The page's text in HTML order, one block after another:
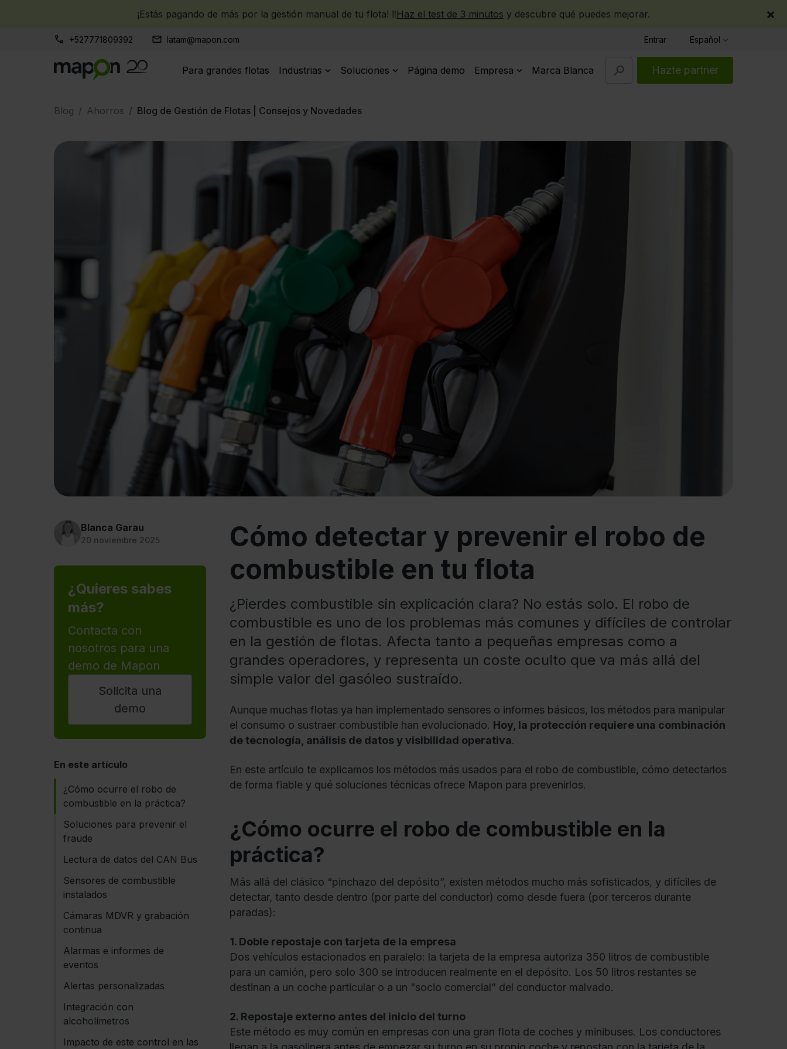
¡Estás pagando de más por la gestión manual de tu flota! ‼️Haz el test de 3 minutos y descubre qué puedes mejorar. ×
+527771809392 latam@mapon.com Entrar Español
Para grandes flotas Industrias Soluciones Página demo Empresa Marca Blanca Hazte partner
Blog Ahorros Blog de Gestión de Flotas | Consejos y Novedades
Blanca Garau
20 noviembre 2025
¿Quieres sabes
más?
Contacta con
nosotros para una
demo de Mapon
Solicita una
demo
En este artículo
¿Cómo ocurre el robo de
combustible en la práctica?
Soluciones para prevenir el
fraude
Lectura de datos del CAN Bus
Sensores de combustible
instalados
Cámaras MDVR y grabación
continua
Alarmas e informes de
eventos
Alertas personalizadas
Integración con
alcoholímetros
Impacto de este control en las
Cómo detectar y prevenir el robo de
combustible en tu flota
¿Pierdes combustible sin explicación clara? No estás solo. El robo de
combustible es uno de los problemas más comunes y difíciles de controlar
en la gestión de flotas. Afecta tanto a pequeñas empresas como a
grandes operadores, y representa un coste oculto que va más allá del
simple valor del gasóleo sustraído.
Aunque muchas flotas ya han implementado sensores o informes básicos, los métodos para manipular
el consumo o sustraer combustible han evolucionado. Hoy, la protección requiere una combinación
de tecnología, análisis de datos y visibilidad operativa.
En este artículo te explicamos los métodos más usados para el robo de combustible, cómo detectarlos
de forma fiable y qué soluciones técnicas ofrece Mapon para prevenirlos.
¿Cómo ocurre el robo de combustible en la
práctica?
Más allá del clásico “pinchazo del depósito”, existen métodos mucho más sofisticados, y difíciles de
detectar, tanto desde dentro (por parte del conductor) como desde fuera (por terceros durante
paradas):
1. Doble repostaje con tarjeta de la empresa
Dos vehículos estacionados en paralelo: la tarjeta de la empresa autoriza 350 litros de combustible
para un camión, pero solo 300 se introducen realmente en el depósito. Los 50 litros restantes se
destinan a un coche particular o a un “socio comercial” del conductor malvado.
2. Repostaje externo antes del inicio del turno
Este método es muy común en empresas con una gran flota de coches y minibuses. Los conductores